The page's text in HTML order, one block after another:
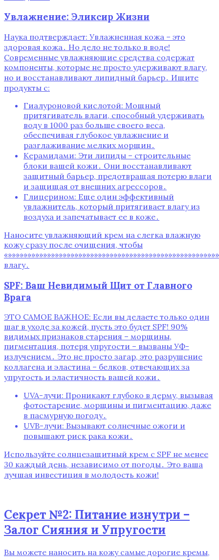
Увлажнение: Эликсир Жизни
Наука подтверждает: Увлажненная кожа – это
здоровая кожа․ Но дело не только в воде!
Современные увлажняющие средства содержат
компоненты, которые не просто удерживают влагу,
но и восстанавливают липидный барьер․ Ищите
продукты с:
Гиалуроновой кислотой: Мощный
притягиватель влаги, способный удерживать
воду в 1000 раз больше своего веса,
обеспечивая глубокое увлажнение и
разглаживание мелких морщин․
Керамидами: Эти липиды – строительные
блоки вашей кожи․ Они восстанавливают
защитный барьер, предотвращая потерю влаги
и защищая от внешних агрессоров․
Глицерином: Еще один эффективный
увлажнитель, который притягивает влагу из
воздуха и запечатывает ее в коже․
Наносите увлажняющий крем на слегка влажную
кожу сразу после очищения, чтобы
влагу․
SPF: Ваш Невидимый Щит от Главного
Врага
ЭТО САМОЕ ВАЖНОЕ: Если вы делаете только один
шаг в уходе за кожей, пусть это будет SPF! 90%
видимых признаков старения – морщины,
пигментация, потеря упругости – вызваны УФ-
излучением․ Это не просто загар, это разрушение
коллагена и эластина – белков, отвечающих за
упругость и эластичность вашей кожи․
UVA-лучи: Проникают глубоко в дерму, вызывая
фотостарение, морщины и пигментацию, даже
в пасмурную погоду․
UVB-лучи: Вызывают солнечные ожоги и
повышают риск рака кожи․
Используйте солнцезащитный крем с SPF не менее
30 каждый день, независимо от погоды․ Это ваша
лучшая инвестиция в молодость кожи!
Секрет №2: Питание изнутри –
Залог Сияния и Упругости
Вы можете наносить на кожу самые дорогие кремы,